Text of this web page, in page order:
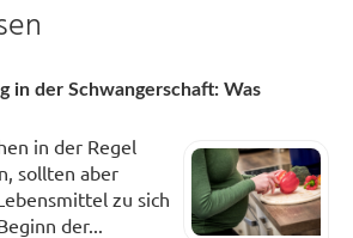
in der Schwangerschaft: Was
in der Regel
sollten aber
zu sich
der...